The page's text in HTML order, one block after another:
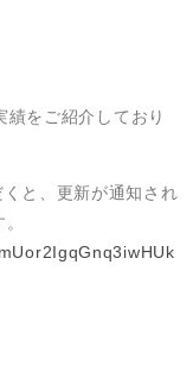
をご紹介しており
と、更新が通知され